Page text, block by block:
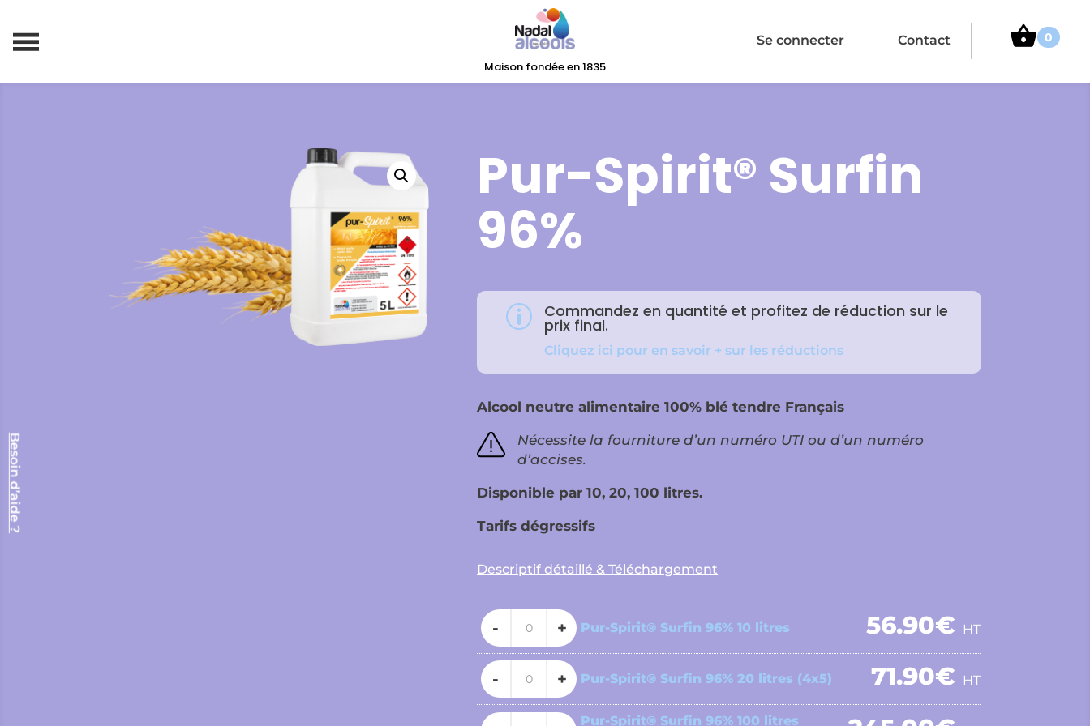
Maison fondée en 1835
Se connecter Contact 0
Pur-Spirit® Surfin
96%
p Commandez en quantité et profitez de réduction sur le
prix final.
Cliquez ici pour en savoir + sur les réductions
Alcool neutre alimentaire 100% blé tendre Français
Nécessite la fourniture d’un numéro UTI ou d’un numéro
d’accises.
Disponible par 10, 20, 100 litres.
Tarifs dégressifs
Descriptif détaillé & Téléchargement
quantité
Pur-
Spirit®
Surfin
96%
Pur-Spirit® Surfin 96% 10 litres 56.90€ HT
quantité
Pur-
Pur-Spirit® Surfin 96% 20 litres (4x5) 71.90€ HT
quantitéPur-Spirit® Surfin 96% 100 litres
Besoin d’aide ?